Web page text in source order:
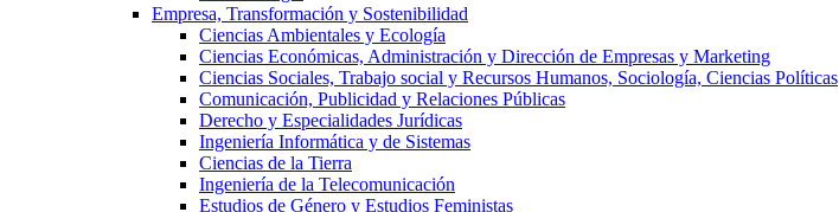
Empresa, Transformación y Sostenibilidad
Ciencias Ambientales y Ecología
Ciencias Económicas, Administración y Dirección de Empresas y Marketing
Ciencias Sociales, Trabajo social y Recursos Humanos, Sociología, Ciencias Políticas
Comunicación, Publicidad y Relaciones Públicas
Derecho y Especialidades Jurídicas
Ingeniería Informática y de Sistemas
Ciencias de la Tierra
Ingeniería de la Telecomunicación
Estudios de Género y Estudios Feministas